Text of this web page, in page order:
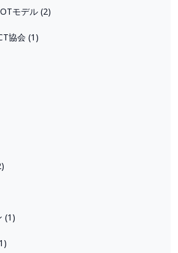
モデル (2)
協会 (1)
(1)